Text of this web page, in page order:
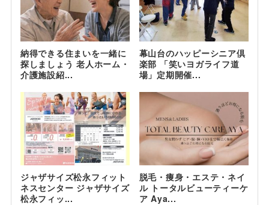
納得できる住まいを一緒に
探しましょう 老人ホーム・
介護施設紹...
幕山台のハッピーシニア倶
楽部 「笑いヨガライフ道
場」定期開催...
ジャザサイズ松永フィット
ネスセンター ジャザサイズ
松永フィッ...
脱毛・痩身・エステ・ネイ
ル トータルビューティーケ
ア Aya...